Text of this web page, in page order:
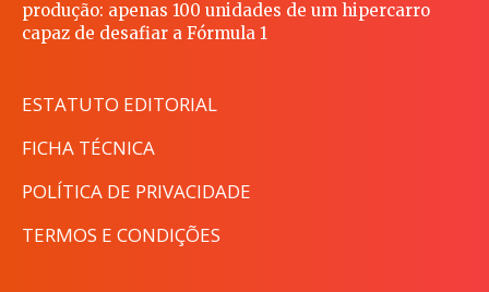
produção: apenas 100 unidades de um hipercarro
capaz de desafiar a Fórmula 1
ESTATUTO EDITORIAL
FICHA TÉCNICA
POLÍTICA DE PRIVACIDADE
TERMOS E CONDIÇÕES